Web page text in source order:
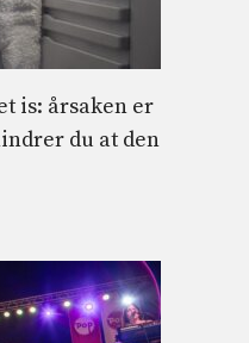
is: årsaken er
du at den